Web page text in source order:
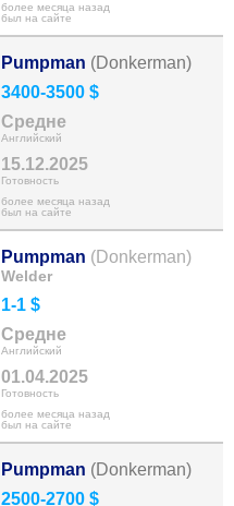
более месяца назад
был на сайте
Pumpman (Donkerman)
3400-3500 $
Средне
Английский
15.12.2025
Готовность
более месяца назад
был на сайте
Pumpman (Donkerman)
Welder
1-1 $
Средне
Английский
01.04.2025
Готовность
более месяца назад
был на сайте
Pumpman (Donkerman)
2500-2700 $